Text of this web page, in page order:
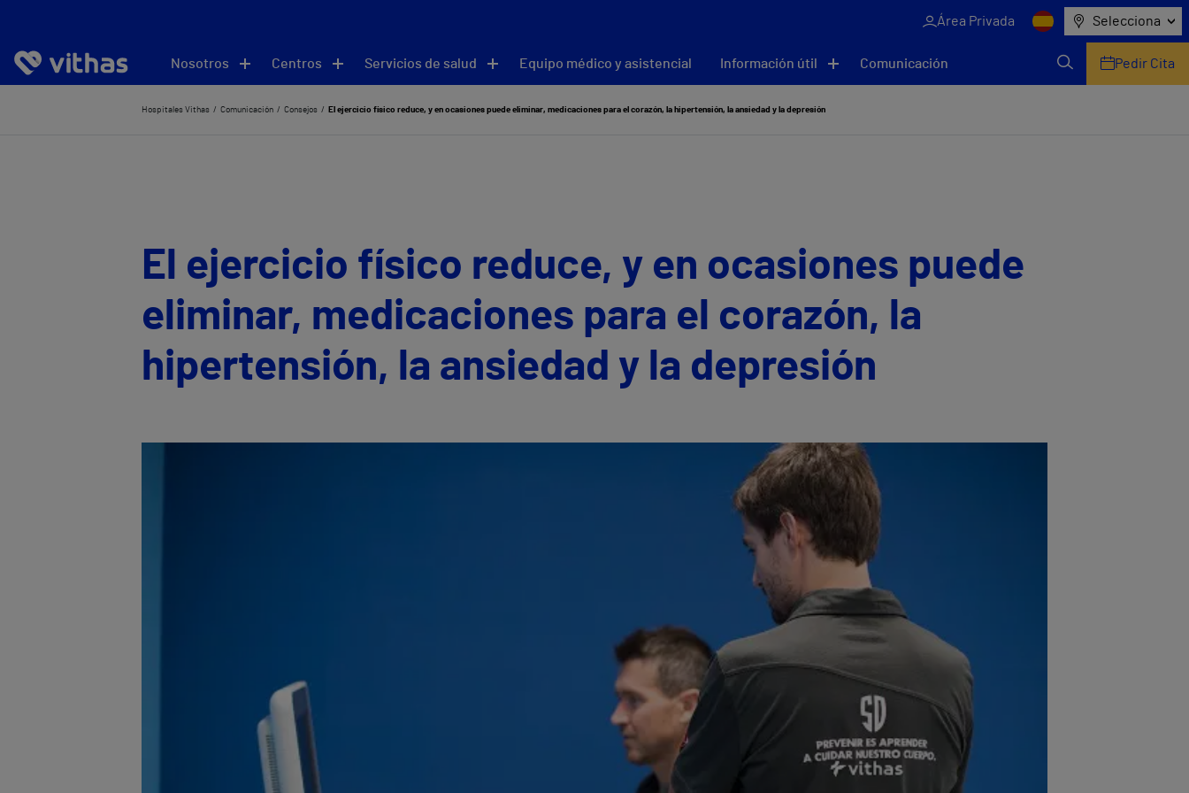
Área Privada Selecciona
Nosotros Centros Servicios de salud Equipo médico y asistencial Información útil Comunicación Pedir Cita
Hospitales Vithas Comunicación Consejos El ejercicio físico reduce, y en ocasiones puede eliminar, medicaciones para el corazón, la hipertensión, la ansiedad y la depresión
El ejercicio físico reduce, y en ocasiones puede
eliminar, medicaciones para el corazón, la
hipertensión, la ansiedad y la depresión